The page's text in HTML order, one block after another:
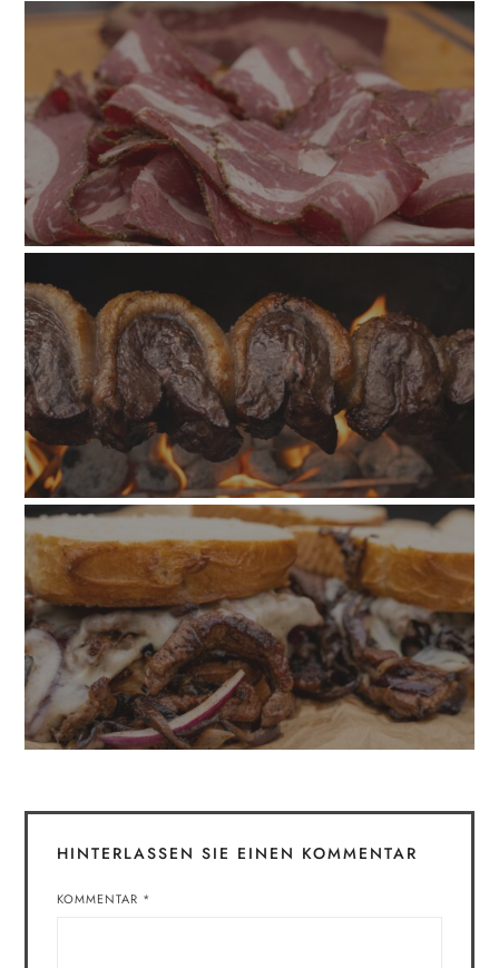
HINTERLASSEN SIE EINEN KOMMENTAR
KOMMENTAR *